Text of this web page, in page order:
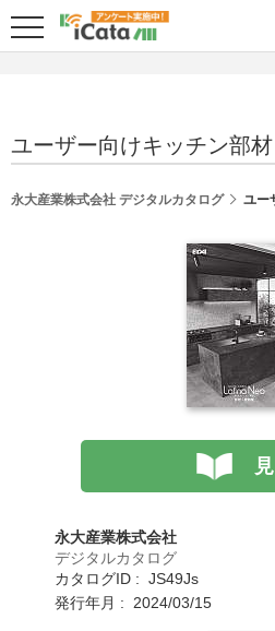
ユーザー向けキッチン部
永大産業株式会社 デジタルカタログ ユー
永大産業株式会社
デジタルカタログ
カタログID : JS49Js
発行年月 : 2024/03/15